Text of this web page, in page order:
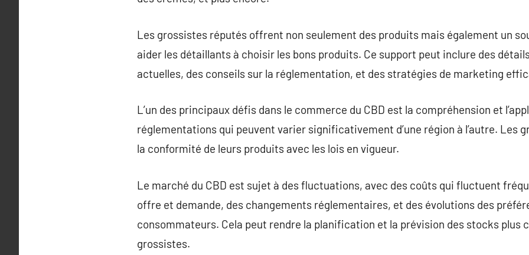
Les grossistes réputés offrent non seulement des produits mais également un
aider les détaillants à choisir les bons produits. Ce support peut inclure des
actuelles, des conseils sur la réglementation, et des stratégies de marketing
L’un des principaux défis dans le commerce du CBD est la compréhension et
réglementations qui peuvent varier significativement d’une région à l’autre. Les
la conformité de leurs produits avec les lois en vigueur.
Le marché du CBD est sujet à des fluctuations, avec des coûts qui fluctuent
offre et demande, des changements réglementaires, et des évolutions des
consommateurs. Cela peut rendre la planification et la prévision des stocks plus
grossistes.